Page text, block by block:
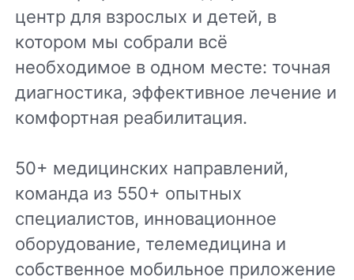
центр для взрослых и детей, в
котором мы собрали всё
необходимое в одном месте: точная
диагностика, эффективное лечение и
комфортная реабилитация.
50+ медицинских направлений,
команда из 550+ опытных
специалистов, инновационное
оборудование, телемедицина и
собственное мобильное приложение